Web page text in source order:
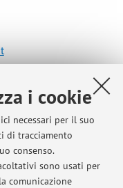
i cookie
necessari per il suo
di tracciamento
consenso.
sono usati per
comunicazione
alla mappa